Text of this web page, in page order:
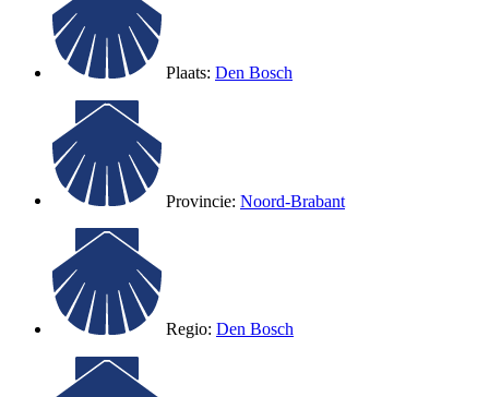
Plaats: Den Bosch
Provincie: Noord-Brabant
Regio: Den Bosch